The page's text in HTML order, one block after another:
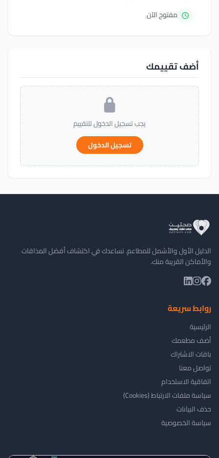
مفتوح الآن
أضف تقييمك
يجب تسجيل الدخول للتقييم
تسجيل الدخول
الدليل الأول والأشمل للمطاعم. نساعدك في اكتشاف أفضل المذاقات
والأماكن القريبة منك.
روابط سريعة
الرئيسية
أضف مطعمك
باقات الاشتراك
تواصل معنا
اتفاقية الاستخدام
سياسة ملفات الارتباط (Cookies)
حذف البيانات
سياسة الخصوصية